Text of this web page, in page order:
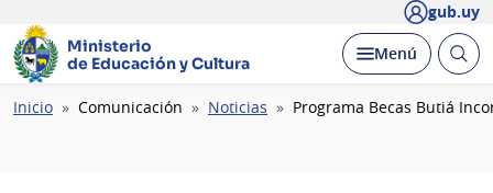
gub.uy
Ministerio
de Educación y Cultura
Desplegar
Menú Abrir
Ruta
Inicio Comunicación Noticias Programa Becas Butiá